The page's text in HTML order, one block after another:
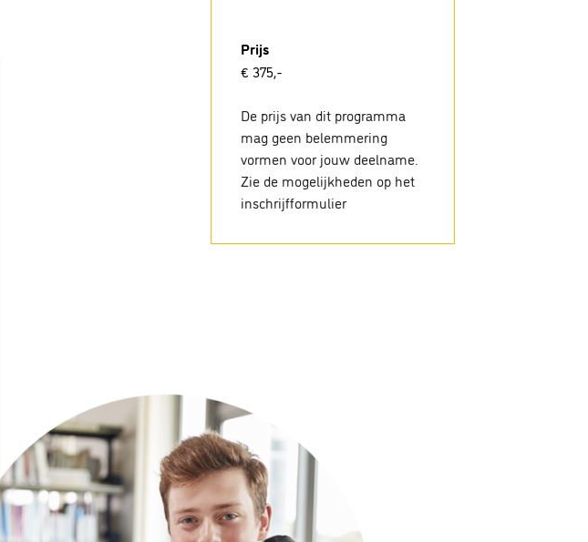
Prijs
€ 375,-
De prijs van dit programma
mag geen belemmering
vormen voor jouw deelname.
Zie de mogelijkheden op het
inschrijfformulier